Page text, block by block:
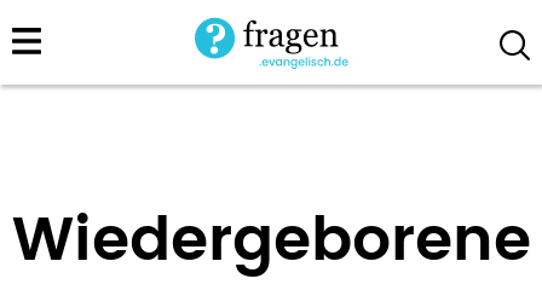
Direkt
zum
Wiedergeborene